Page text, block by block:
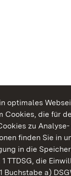
optimales
Cookies, die für
zu
finden Sie in
in die
TTDSG, die
a)